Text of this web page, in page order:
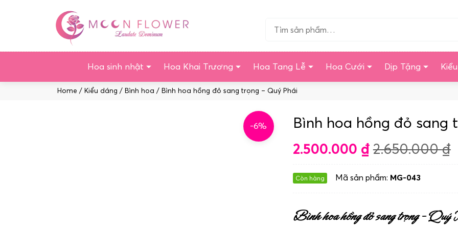
Tìm…
Hoa sinh nhật Hoa Khai Trương Hoa Tang Lễ Hoa Cưới Dịp Tặng
Home / Kiểu dáng / Bình hoa / Bình hoa hồng đỏ sang trọng – Quý Phái
-6% Bình hoa hồng đỏ sang
2.500.000 ₫ 2.650.000₫
Còn hàng Mã sản phẩm: MG-043
Bình hoa hồng đỏ sang trọng – Quý